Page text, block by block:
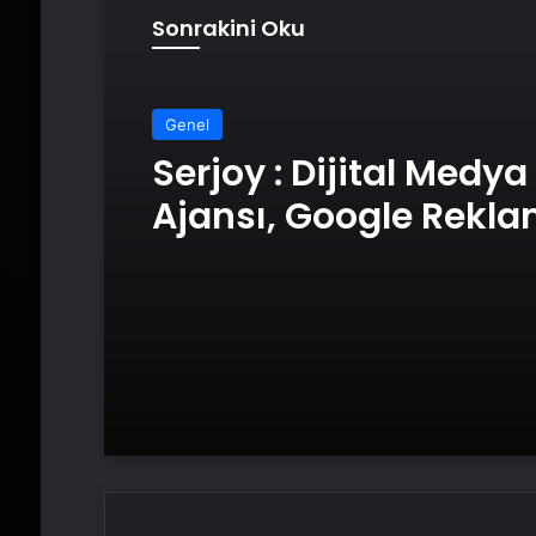
Sonrakini Oku
Genel
Serjoy : Dijital Medya
Ajansı, Google